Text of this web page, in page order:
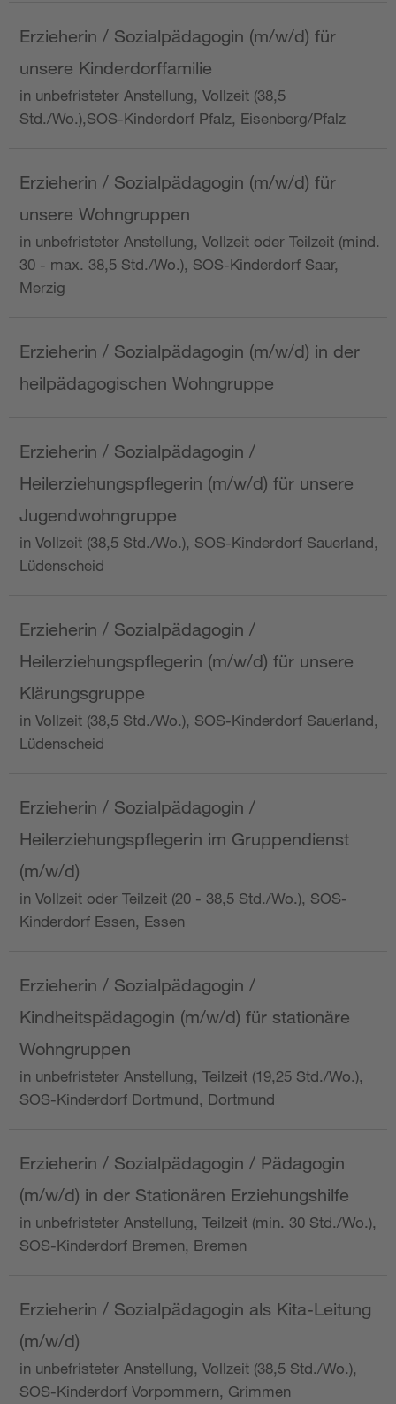
Erzieherin / Sozialpädagogin (m/w/d) für
unsere Kinderdorffamilie
in unbefristeter Anstellung, Vollzeit (38,5
Std./Wo.),SOS-Kinderdorf Pfalz, Eisenberg/Pfalz
Erzieherin / Sozialpädagogin (m/w/d) für
unsere Wohngruppen
in unbefristeter Anstellung, Vollzeit oder Teilzeit (mind.
30 - max. 38,5 Std./Wo.), SOS-Kinderdorf Saar,
Merzig
Erzieherin / Sozialpädagogin (m/w/d) in der
heilpädagogischen Wohngruppe
Erzieherin / Sozialpädagogin /
Heilerziehungspflegerin (m/w/d) für unsere
Jugendwohngruppe
in Vollzeit (38,5 Std./Wo.), SOS-Kinderdorf Sauerland,
Lüdenscheid
Erzieherin / Sozialpädagogin /
Heilerziehungspflegerin (m/w/d) für unsere
Klärungsgruppe
in Vollzeit (38,5 Std./Wo.), SOS-Kinderdorf Sauerland,
Lüdenscheid
Erzieherin / Sozialpädagogin /
Heilerziehungspflegerin im Gruppendienst
(m/w/d)
in Vollzeit oder Teilzeit (20 - 38,5 Std./Wo.), SOS-
Kinderdorf Essen, Essen
Erzieherin / Sozialpädagogin /
Kindheitspädagogin (m/w/d) für stationäre
Wohngruppen
in unbefristeter Anstellung, Teilzeit (19,25 Std./Wo.),
SOS-Kinderdorf Dortmund, Dortmund
Erzieherin / Sozialpädagogin / Pädagogin
(m/w/d) in der Stationären Erziehungshilfe
in unbefristeter Anstellung, Teilzeit (min. 30 Std./Wo.),
SOS-Kinderdorf Bremen, Bremen
Erzieherin / Sozialpädagogin als Kita-Leitung
(m/w/d)
in unbefristeter Anstellung, Vollzeit (38,5 Std./Wo.),
SOS-Kinderdorf Vorpommern, Grimmen